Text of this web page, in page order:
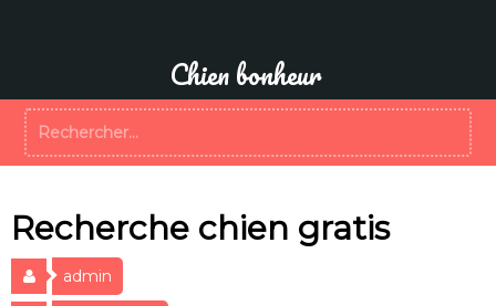
Chien bonheur
Recherche chien gratis
admin
Rechercher :